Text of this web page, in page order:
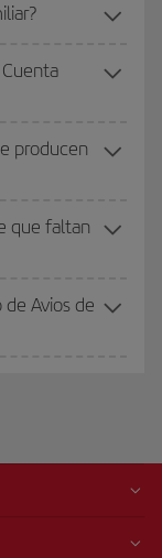
producen
que faltan
Avios de